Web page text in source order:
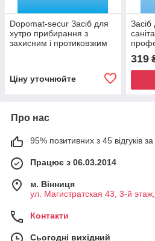
Dopomat-secur Засіб для
хутро прибирання з
захисним і протиковзким
Ціну уточнюйте
Kiehl
319
Про нас
95% позитивних з 45 відгуків за
Працює з 06.03.2014
м. Вінниця
ул. Магистратская 43, 3-й
Контакти
Сьогодні вихідний